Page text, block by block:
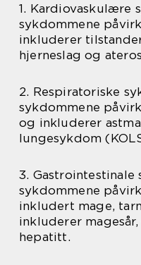
1. Kardiovaskulære
sykdommene
inkluderer
hjerneslag og
2. Respiratoriske
sykdommene
og inkluderer
lungesykdom
3. Gastrointestinale
sykdommene
inkludert mage,
inkluderer
hepatitt.